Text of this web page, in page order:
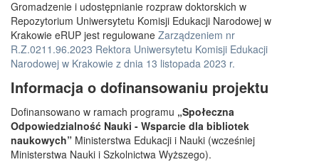
Gromadzenie i udostępnianie rozpraw doktorskich w
Repozytorium Uniwersytetu Komisji Edukacji Narodowej w
Krakowie eRUP jest regulowane Zarządzeniem nr
R.Z.0211.96.2023 Rektora Uniwersytetu Komisji Edukacji
Narodowej w Krakowie z dnia 13 listopada 2023 r.
Informacja o dofinansowaniu projektu
Dofinansowano w ramach programu „Społeczna
Odpowiedzialność Nauki - Wsparcie dla bibliotek
naukowych” Ministerstwa Edukacji i Nauki (wcześniej
Ministerstwa Nauki i Szkolnictwa Wyższego).